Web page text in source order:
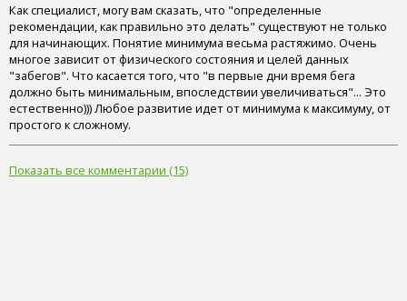
Как специалист, могу вам сказать, что "определенные
рекомендации, как правильно это делать" существуют не только
для начинающих. Понятие минимума весьма растяжимо. Очень
многое зависит от физического состояния и целей данных
"забегов". Что касается того, что "в первые дни время бега
должно быть минимальным, впоследствии увеличиваться"... Это
естественно))) Любое развитие идет от минимума к максимуму, от
простого к сложному.
Показать все комментарии (15)